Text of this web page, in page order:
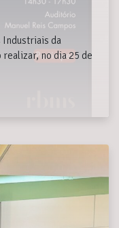
Industriais da
realizar, no dia 25 de